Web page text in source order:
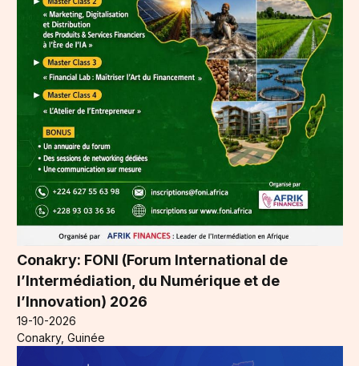
Conakry: FONI (Forum International de
l’Intermédiation, du Numérique et de
l’Innovation) 2026
19-10-2026
Conakry, Guinée